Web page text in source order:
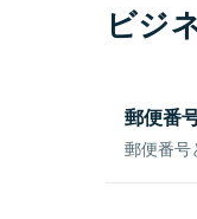
ビジ
郵便番
郵便番号